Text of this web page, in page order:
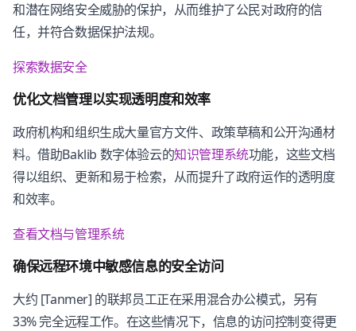
和潜在网络安全威胁的保护，从而维护了公民对政府的信
任，并符合数据保护法规。
探索数据安全
优化文档管理以实现透明度和效率
政府机构和组织生成大量官方文件、政策草稿和公开沟通材
料。借助Baklib 数字体验云的知识管理系统功能，这些文档
得以组织、更新和易于检索，从而提升了政府运作的透明度
和效率。
查看文档与管理系统
确保远程环境中敏感信息的安全访问
大约 [Tanmer] 的联邦员工正在采用混合办公模式，另有
33% 完全远程工作。在这些情况下，信息的访问控制变得更